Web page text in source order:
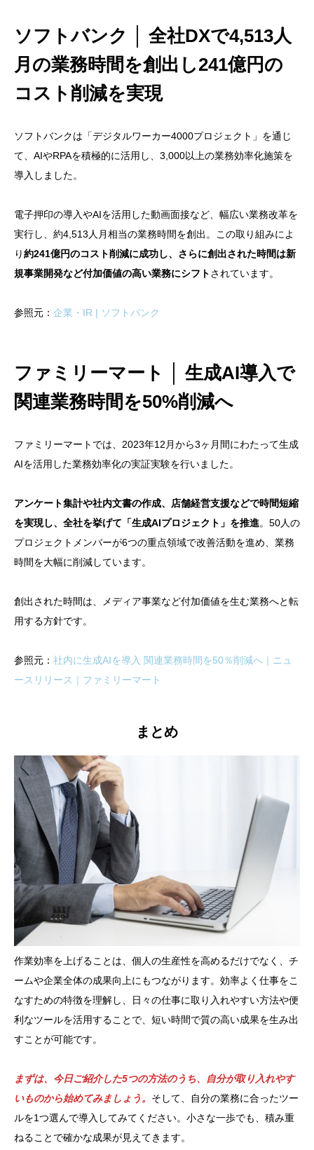
ソフトバンク │ 全社DXで4,513人
月の業務時間を創出し241億円の
コスト削減を実現
ソフトバンクは「デジタルワーカー4000プロジェクト」を通じ
て、AIやRPAを積極的に活用し、3,000以上の業務効率化施策を
導入しました。
電子押印の導入やAIを活用した動画面接など、幅広い業務改革を
実行し、約4,513人月相当の業務時間を創出。この取り組みによ
り約241億円のコスト削減に成功し、さらに創出された時間は新
規事業開発など付加価値の高い業務にシフトされています。
参照元： 企業・IR | ソフトバンク
ファミリーマート │ 生成AI導入で
関連業務時間を50%削減へ
ファミリーマートでは、2023年12月から3ヶ月間にわたって生成
AIを活用した業務効率化の実証実験を行いました。
アンケート集計や社内文書の作成、店舗経営支援などで時間短縮
を実現し、全社を挙げて「生成AIプロジェクト」を推進。50人の
プロジェクトメンバーが6つの重点領域で改善活動を進め、業務
時間を大幅に削減しています。
創出された時間は、メディア事業など付加価値を生む業務へと転
用する方針です。
参照元： 社内に生成AIを導入 関連業務時間を50％削減へ｜ニュ
ースリリース｜ファミリーマート
まとめ
作業効率を上げることは、個人の生産性を高めるだけでなく、チ
ームや企業全体の成果向上にもつながります。効率よく仕事をこ
なすための特徴を理解し、日々の仕事に取り入れやすい方法や便
利なツールを活用することで、短い時間で質の高い成果を生み出
すことが可能です。
まずは、今日ご紹介した5つの方法のうち、自分が取り入れやす
いものから始めてみましょう。 そして、自分の業務に合ったツー
ルを1つ選んで導入してみてください。小さな一歩でも、積み重
ねることで確かな成果が見えてきます。